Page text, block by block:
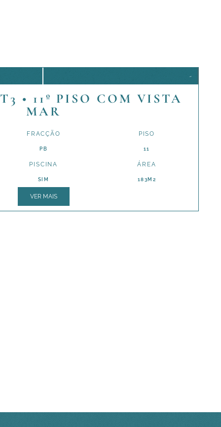
-
• 11º PISO COM VISTA
MAR
FRACÇÃO
PB
PISO
11
PISCINA
SIM
ÁREA
183M2
VER MAIS